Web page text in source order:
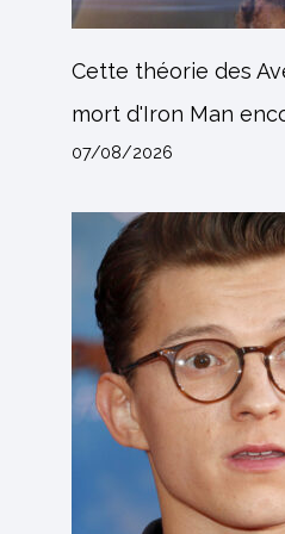
Cette théorie des
mort d'Iron Man
07/08/2026